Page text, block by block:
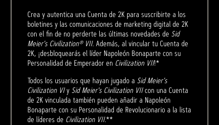
Crea y autentica una Cuenta de 2K para suscribirte a los
boletines y las comunicaciones de marketing digital de 2K
con el fin de no perderte las últimas novedades de Sid
Meier's Civilization® VII. Además, al vincular tu Cuenta de
2K, ¡desbloquearás el líder Napoleón Bonaparte con su
Personalidad de Emperador en Civilization VII!*
Todos los usuarios que hayan jugado a Sid Meier's
Civilization VIy Sid Meier's Civilization VIIcon una Cuenta
de 2K vinculada también pueden añadir a Napoleón
Bonaparte con su Personalidad de Revolucionario a la lista
de líderes de Civilization VII.**